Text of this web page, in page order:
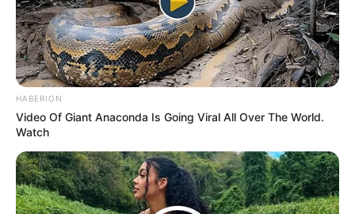
Busting Movie Myths! Common Clichés That Don't
Reflect Reality
BRAINBERRIES
HABERION
Video Of Giant Anaconda Is Going Viral All Over The World.
Watch